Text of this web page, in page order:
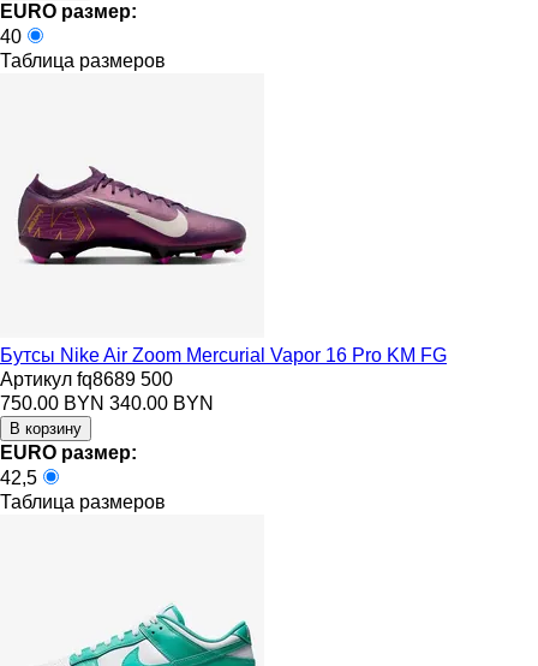
EURO размер:
40
Таблица размеров
Бутсы Nike Air Zoom Mercurial Vapor 16 Pro KM FG
Артикул fq8689 500
750.00 BYN 340.00 BYN
EURO размер:
42,5
Таблица размеров